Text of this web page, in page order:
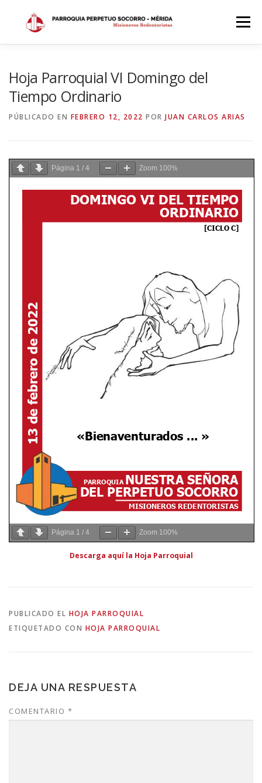
contenido
Menú
Hoja Parroquial VI Domingo del
Tiempo Ordinario
PÚBLICADO EN FEBRERO 12, 2022 POR JUAN CARLOS ARIAS
Página 1 / 4 Zoom 100%
Página 1 / 4 Zoom 100%
Descarga aquí la Hoja Parroquial
PUBLICADO EL HOJA PARROQUIAL
ETIQUETADO CON HOJA PARROQUIAL
DEJA UNA RESPUESTA
COMENTARIO *